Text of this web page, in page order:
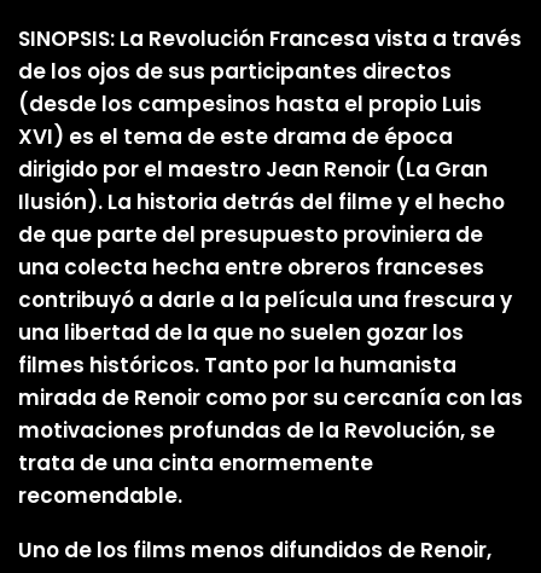
SINOPSIS: La Revolución Francesa vista a través
de los ojos de sus participantes directos
(desde los campesinos hasta el propio Luis
XVI) es el tema de este drama de época
dirigido por el maestro Jean Renoir (La Gran
Ilusión). La historia detrás del filme y el hecho
de que parte del presupuesto proviniera de
una colecta hecha entre obreros franceses
contribuyó a darle a la película una frescura y
una libertad de la que no suelen gozar los
filmes históricos. Tanto por la humanista
mirada de Renoir como por su cercanía con las
motivaciones profundas de la Revolución, se
trata de una cinta enormemente
recomendable.
Uno de los films menos difundidos de Renoir,